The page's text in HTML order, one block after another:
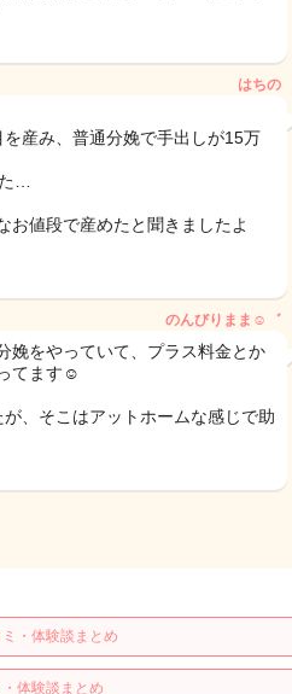
はちの
産み、普通分娩で手出しが15万
…
お値段で産めたと聞きましたよ
のんびりまま☺︎︎゛
娩をやっていて、プラス料金とか
てます☺️
、そこはアットホームな感じで助
・体験談まとめ
体験談まとめ